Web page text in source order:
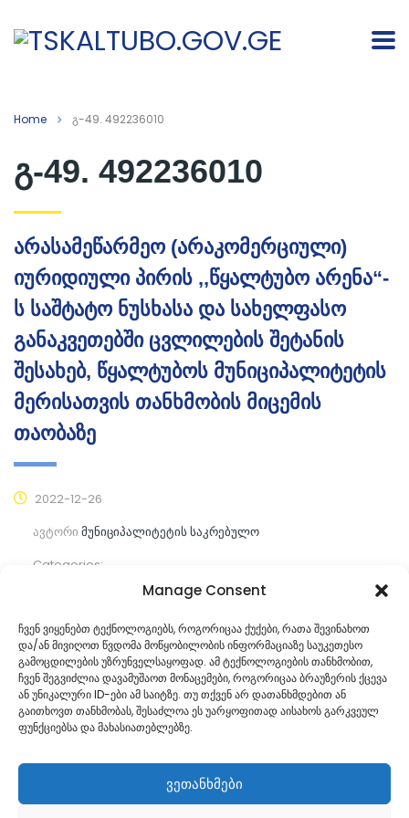
Manage Consent
ჩვენ ვიყენებთ ტექნოლოგიებს, როგორიცაა ქუქები, რათა შევინახოთ
და/ან მივიღოთ წვდომა მოწყობილობის ინფორმაციაზე საუკეთესო
გამოცდილების უზრუნველსაყოფად. ამ ტექნოლოგიების თანხმობით,
ჩვენ შეგვიძლია დავამუშაოთ მონაცემები, როგორიცაა ბრაუზერის ქცევა
ან უნიკალური ID-ები ამ საიტზე. თუ თქვენ არ დათანხმდებით ან
გაითხოვთ თანხმობას, შესაძლოა ეს უარყოფითად აისახოს გარკვეულ
ფუნქციებსა და მახასიათებლებზე.
ვეთანხმები
Home გ-49. 492236010
გ-49. 492236010
არასამეწარმეო (არაკომერციული)
იურიდიული პირის ,,წყალტუბო არენა“-
ს საშტატო ნუსხასა და სახელფასო
განაკვეთებში ცვლილების შეტანის
შესახებ, წყალტუბოს მუნიციპალიტეტის
მერისათვის თანხმობის მიცემის
თაობაზე
2022-12-26
ავტორი მუნიციპალიტეტის საკრებულო
Categories:
კომენტარები ჯერ არ არის
ᲒᲐᲜᲐᲒᲠᲫᲔ ᲙᲘᲗᲮᲕᲐ